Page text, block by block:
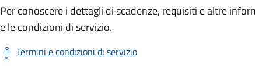
Per conoscere i dettagli di scadenze, requisiti e altre
e le condizioni di servizio.
Termini e condizioni di servizio